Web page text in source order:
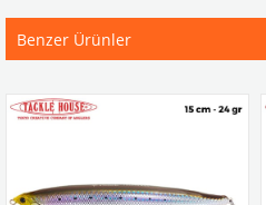
Benzer Ürünler